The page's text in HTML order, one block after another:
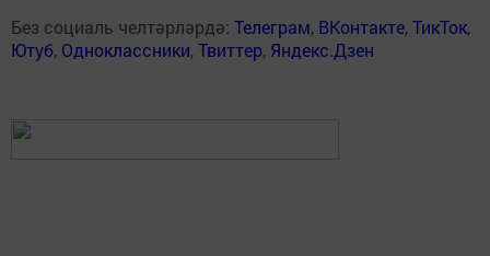
Без социаль челтәрләрдә: Телеграм, ВКонтакте,ТикТок,
Ютуб, Одноклассники,Твиттер, Яндекс.Дзен